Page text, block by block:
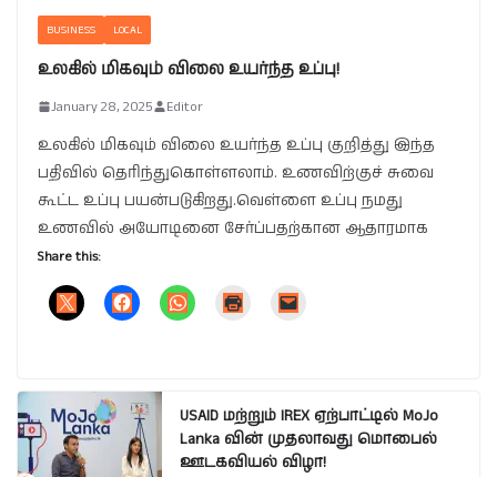
BUSINESS LOCAL
உலகில் மிகவும் விலை உயர்ந்த உப்பு!
January 28, 2025 Editor
உலகில் மிகவும் விலை உயர்ந்த உப்பு குறித்து இந்த
பதிவில் தெரிந்துகொள்ளலாம். உணவிற்குச் சுவை
கூட்ட உப்பு பயன்படுகிறது.வெள்ளை உப்பு நமது
உணவில் அயோடினை சேர்ப்பதற்கான ஆதாரமாக
Share this:
USAID மற்றும் IREX ஏற்பாட்டில் MoJo
Lanka வின் முதலாவது மொபைல்
ஊடகவியல் விழா!